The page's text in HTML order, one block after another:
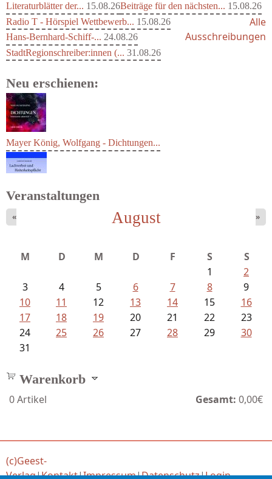
Literaturblätter der... 15.08.26Beiträge für den nächsten... 15.08.26
Radio T - Hörspiel Wettbewerb... 15.08.26
Hans-Bernhard-Schiff-... 24.08.26
StadtRegionschreiber:innen (... 31.08.26
Alle
Ausschreibungen
Neu erschienen:
Mayer König, Wolfgang - Dichtungen...
Veranstaltungen
August
« »
M D M D F S
S
1
2
3
4 5 6 7 8
9
10
11 12 13 14 15
16
17
18 19 20 21 22
23
24
25 26 27 28 29
30
31
Warenkorb
0Artikel Gesamt: 0,00€
(c)Geest-
Verlag|Kontakt|Impressum|Datenschutz|Login